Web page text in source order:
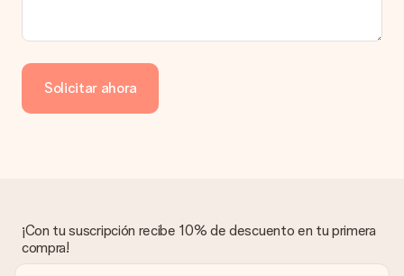
Solicitar ahora
¡Con tu suscripción recibe 10% de descuento en tu primera
compra!